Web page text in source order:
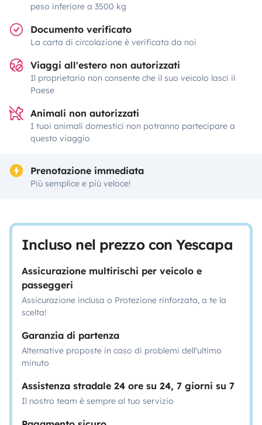
peso inferiore a 3500 kg
Documento verificato
La carta di circolazione è verificata da noi
Viaggi all'estero non autorizzati
Il proprietario non consente che il suo veicolo lasci il
Paese
Animali non autorizzati
I tuoi animali domestici non potranno partecipare a
questo viaggio
Prenotazione immediata
Più semplice e più veloce!
Incluso nel prezzo con Yescapa
Assicurazione multirischi per veicolo e
passeggeri
Assicurazione inclusa o Protezione rinforzata, a te la
scelta!
Garanzia di partenza
Alternative proposte in caso di problemi dell'ultimo
minuto
Assistenza stradale 24 ore su 24, 7 giorni su 7
Il nostro team è sempre al tuo servizio